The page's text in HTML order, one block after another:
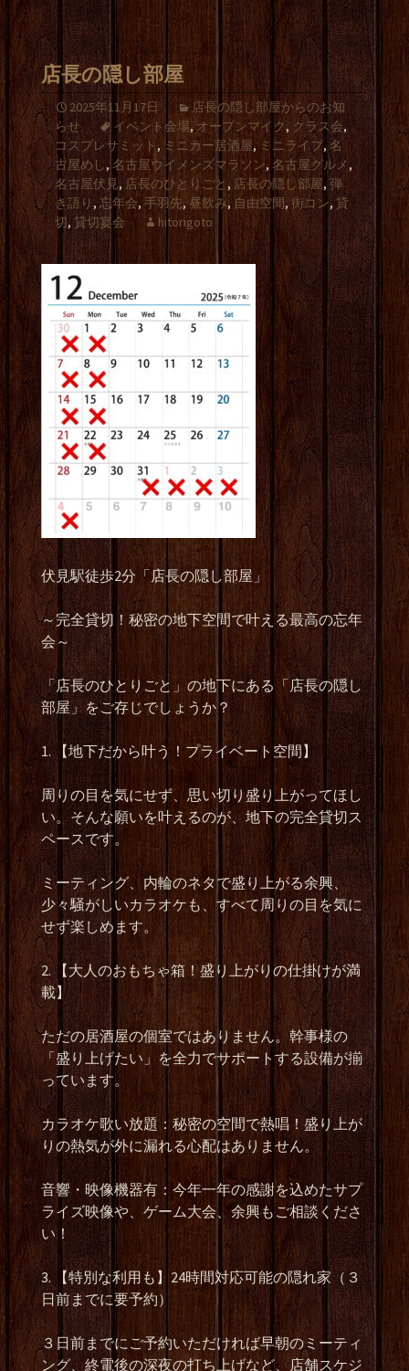
店長の隠し部屋
2025年11月17日
店長の隠し部屋からのお知
らせ
イベント会場,オープンマイク, クラス会,
コスプレサミット, ミニカー居酒屋, ミニライブ,名
古屋めし,名古屋ウイメンズマラソン, 名古屋グルメ,
名古屋伏見, 店長のひとりごと, 店長の隠し部屋, 弾
き語り , 忘年会, 手羽先, 昼飲み, 自由空間, 街コン, 貸
切, 貸切宴会 hitorigoto
伏見駅徒歩2分「店長の隠し部屋」
～完全貸切！秘密の地下空間で叶える最高の忘年
会～
「店長のひとりごと」の地下にある「店長の隠し
部屋」をご存じでしょうか？
1. 【地下だから叶う！プライベート空間】
周りの目を気にせず、思い切り盛り上がってほし
い。そんな願いを叶えるのが、地下の完全貸切ス
ペースです。
ミーティング、内輪のネタで盛り上がる余興、
少々騒がしいカラオケも、すべて周りの目を気に
せず楽しめます。
2. 【大人のおもちゃ箱！盛り上がりの仕掛けが満
載】
ただの居酒屋の個室ではありません。幹事様の
「盛り上げたい」を全力でサポートする設備が揃
っています。
カラオケ歌い放題：秘密の空間で熱唱！盛り上が
りの熱気が外に漏れる心配はありません。
音響・映像機器有：今年一年の感謝を込めたサプ
ライズ映像や、ゲーム大会、余興もご相談くださ
い！
3. 【特別な利用も】24時間対応可能の隠れ家（３
日前までに要予約）
３日前までにご予約いただければ早朝のミーティ
ング、終電後の深夜の打ち上げなど、店舗スケジ